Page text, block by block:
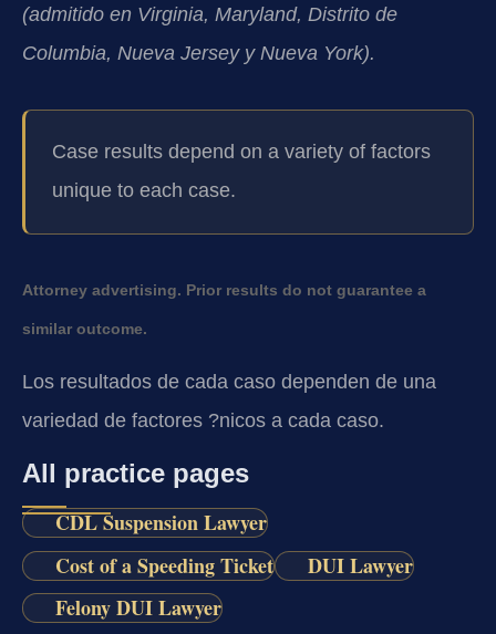
(admitido en Virginia, Maryland, Distrito de
Columbia, Nueva Jersey y Nueva York).
Case results depend on a variety of factors
unique to each case.
Attorney advertising. Prior results do not guarantee a
similar outcome.
Los resultados de cada caso dependen de una
variedad de factores ?nicos a cada caso.
All practice pages
CDL Suspension Lawyer
Cost of a Speeding Ticket
DUI Lawyer
Felony DUI Lawyer